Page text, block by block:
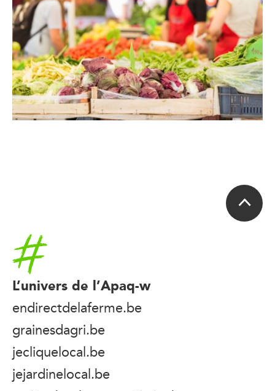
Accueil
L’univers de l’Apaq-w
endirectdelaferme.be
grainesdagri.be
jecliquelocal.be
jejardinelocal.be